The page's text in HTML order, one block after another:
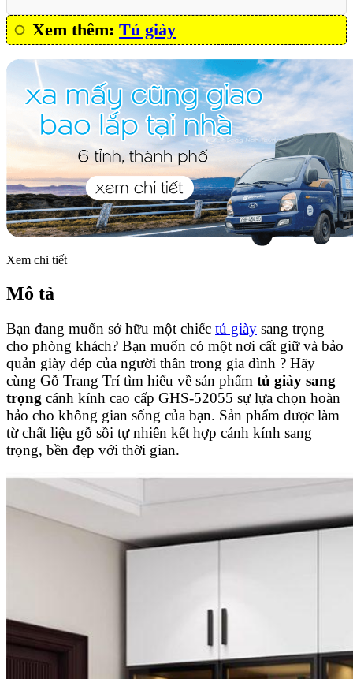
Xem thêm: Tủ giày
Xem chi tiết
Mô tả
Bạn đang muốn sở hữu một chiếc tủ giày sang trọng
cho phòng khách? Bạn muốn có một nơi cất giữ và bảo
quản giày dép của người thân trong gia đình ? Hãy
cùng Gỗ Trang Trí tìm hiểu về sản phẩm tủ giày sang
trọng cánh kính cao cấp GHS-52055 sự lựa chọn hoàn
hảo cho không gian sống của bạn. Sản phẩm được làm
từ chất liệu gỗ sồi tự nhiên kết hợp cánh kính sang
trọng, bền đẹp với thời gian.